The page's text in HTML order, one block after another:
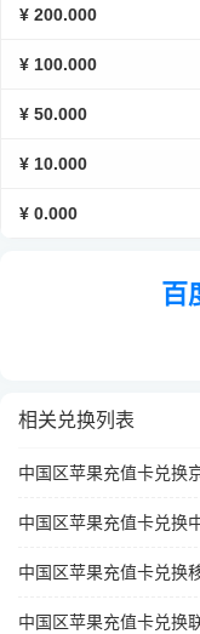
¥ 200.000
¥ 100.000
¥ 50.000
¥ 10.000
¥ 0.000
百
相关兑换列表
中国区苹果充值卡兑换
中国区苹果充值卡兑换
中国区苹果充值卡兑换
中国区苹果充值卡兑换